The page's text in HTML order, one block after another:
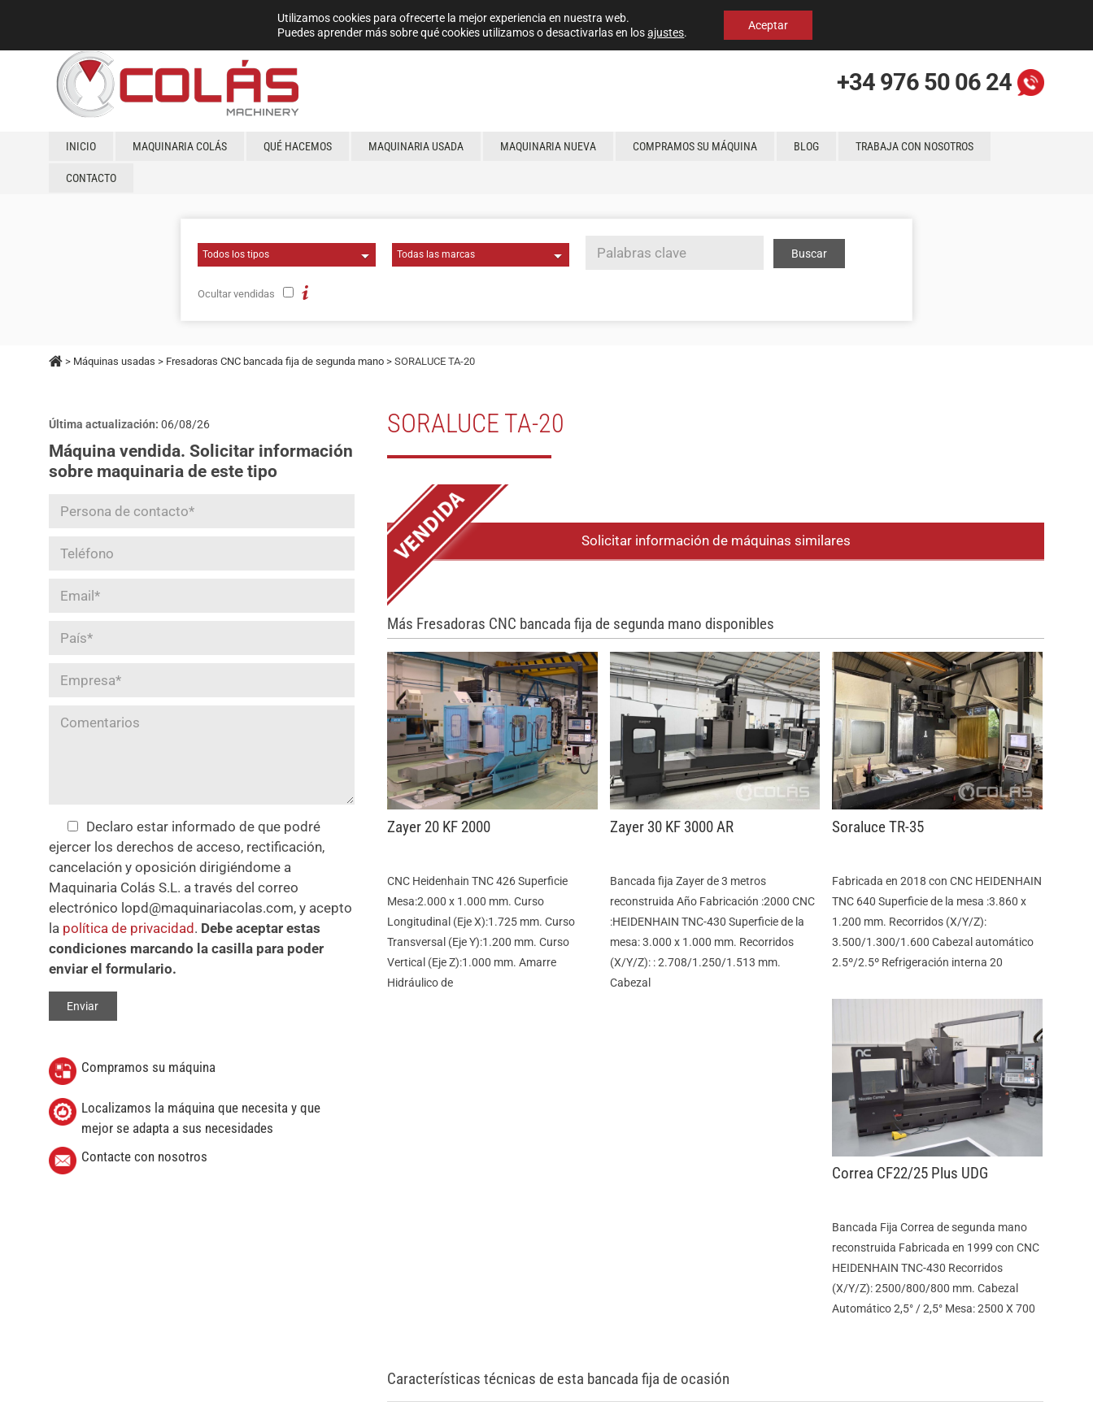
+34 976 50 06 24
INICIO MAQUINARIA COLÁS QUÉ HACEMOS MAQUINARIA USADA MAQUINARIA NUEVA COMPRAMOS SU MÁQUINA BLOG TRABAJA CON NOSOTROS
CONTACTO
Ocultar vendidas
> Máquinas usadas > Fresadoras CNC bancada fija de segunda mano > SORALUCE TA-20
SORALUCE TA-20
Solicitar información de máquinas similares
Más Fresadoras CNC bancada fija de segunda mano disponibles
Zayer 20 KF 2000
CNC Heidenhain TNC 426 Superficie
Mesa:2.000 x 1.000 mm. Curso
Longitudinal (Eje X):1.725 mm. Curso
Transversal (Eje Y):1.200 mm. Curso
Vertical (Eje Z):1.000 mm. Amarre
Hidráulico de
Zayer 30 KF 3000 AR
Bancada fija Zayer de 3 metros
reconstruida Año Fabricación :2000 CNC
:HEIDENHAIN TNC-430 Superficie de la
mesa: 3.000 x 1.000 mm. Recorridos
(X/Y/Z): : 2.708/1.250/1.513 mm.
Cabezal
Soraluce TR-35
Fabricada en 2018 con CNC HEIDENHAIN
TNC 640 Superficie de la mesa :3.860 x
1.200 mm. Recorridos (X/Y/Z):
3.500/1.300/1.600 Cabezal automático
2.5º/2.5º Refrigeración interna 20
Correa CF22/25 Plus UDG
Bancada Fija Correa de segunda mano
reconstruida Fabricada en 1999 con CNC
HEIDENHAIN TNC-430 Recorridos
(X/Y/Z): 2500/800/800 mm. Cabezal
Automático 2,5° / 2,5° Mesa: 2500 X 700
Características técnicas de esta bancada fija de ocasión
Última actualización: 06/08/26
Máquina vendida. Solicitar información
sobre maquinaria de este tipo
Declaro estar informado de que podré
ejercer los derechos de acceso, rectificación,
cancelación y oposición dirigiéndome a
Maquinaria Colás S.L. a través del correo
electrónico lopd@maquinariacolas.com, y acepto
la política de privacidad . Debe aceptar estas
condiciones marcando la casilla para poder
enviar el formulario.
Compramos su máquina
Localizamos la máquina que necesita y que
mejor se adapta a sus necesidades
Contacte con nosotros
Utilizamos cookies para ofrecerte la mejor experiencia en nuestra web.
Puedes aprender más sobre qué cookies utilizamos o desactivarlas en losajustes.
Aceptar